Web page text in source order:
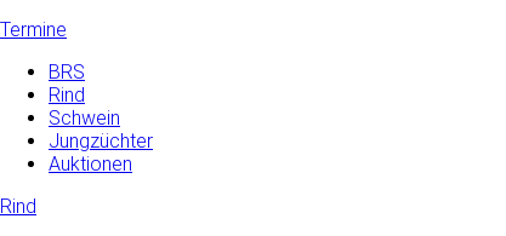
Termine
BRS
Rind
Schwein
Jungzüchter
Auktionen
Rind